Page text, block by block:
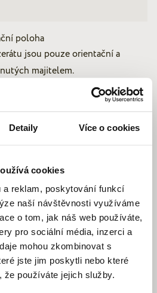
Detaily Více o cookies
cookies
a reklam, poskytování funkcí
naší návštěvnosti využíváme
o tom, jak náš web používáte,
pro sociální média, inzerci a
mohou zkombinovat s
jste jim poskytli nebo které
používáte jejich služby.
poloha
jsou pouze orientační a
majitelem.
Cvrčovice
230V
Dálkový vodovod
Silnice, Autobus